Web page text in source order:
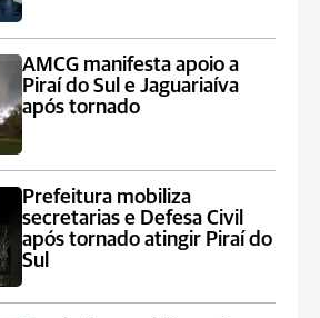
AMCG manifesta apoio a
Piraí do Sul e Jaguariaíva
após tornado
Prefeitura mobiliza
secretarias e Defesa Civil
após tornado atingir Piraí do
Sul